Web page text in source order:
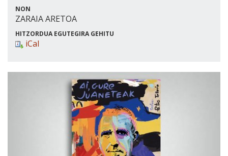
NON
ZARAIA ARETOA
HITZORDUA EGUTEGIRA GEHITU
iCal